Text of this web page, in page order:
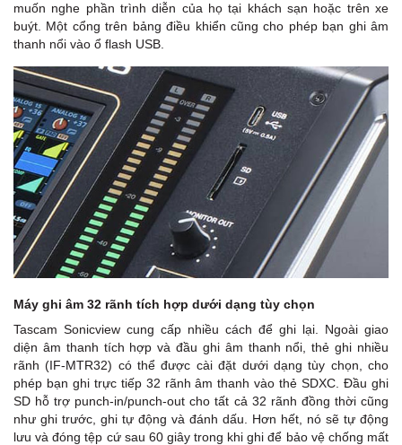
muốn nghe phần trình diễn của họ tại khách sạn hoặc trên xe
buýt. Một cổng trên bảng điều khiển cũng cho phép bạn ghi âm
thanh nổi vào ổ flash USB.
Máy ghi âm 32 rãnh tích hợp dưới dạng tùy chọn
Tascam Sonicview cung cấp nhiều cách để ghi lại. Ngoài giao
diện âm thanh tích hợp và đầu ghi âm thanh nổi, thẻ ghi nhiều
rãnh (IF-MTR32) có thể được cài đặt dưới dạng tùy chọn, cho
phép bạn ghi trực tiếp 32 rãnh âm thanh vào thẻ SDXC. Đầu ghi
SD hỗ trợ punch-in/punch-out cho tất cả 32 rãnh đồng thời cũng
như ghi trước, ghi tự động và đánh dấu. Hơn hết, nó sẽ tự động
lưu và đóng tệp cứ sau 60 giây trong khi ghi để bảo vệ chống mất